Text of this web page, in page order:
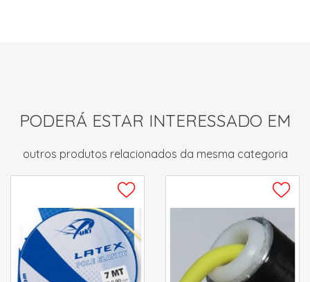
PODERÁ ESTAR INTERESSADO EM
outros produtos relacionados da mesma categoria